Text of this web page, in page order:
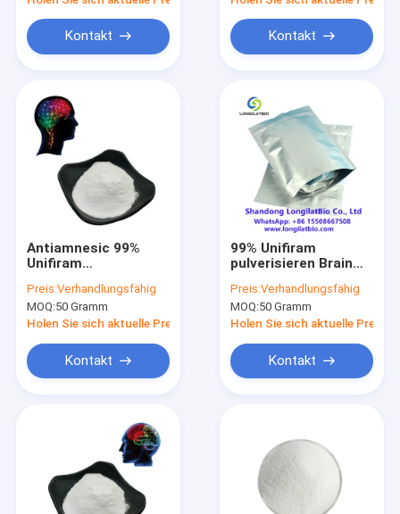
Kontakt Kontakt
Antiamnesic 99%
Unifiram
Nootropics CAS
272786-64-8
Preis:Verhandlungsfähig
MOQ:50 Gramm
Holen Sie sich aktuelle Preis
Kontakt
99% Unifiram
pulverisieren Brain
272786-64-8
Preis:Verhandlungsfähig
MOQ:50 Gramm
Holen Sie sich aktuelle Preis
Kontakt